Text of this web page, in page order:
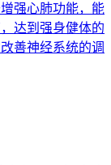
强心肺功能，能
达到强身健体的
善神经系统的调